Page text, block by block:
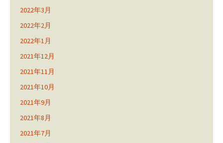
2022年3月
2022年2月
2022年1月
2021年12月
2021年11月
2021年10月
2021年9月
2021年8月
2021年7月